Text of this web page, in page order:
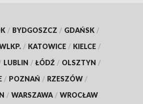
/ BYDGOSZCZ / GDAŃSK /
/ KATOWICE / KIELCE /
LUBLIN / ŁÓDŹ / OLSZTYN /
/ POZNAŃ / RZESZÓW /
/ WARSZAWA / WROCŁAW